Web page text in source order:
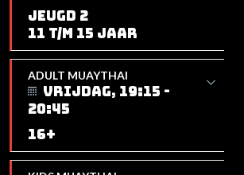
ADULT MUAYTHAI
VRIJDAG, 19:15 -
20:45
16+
KIDS MUAYTHAI
18:30